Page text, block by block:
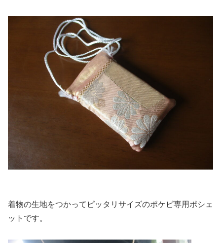
着物の生地をつかってピッタリサイズのポケピ専用ポシェ
ットです。